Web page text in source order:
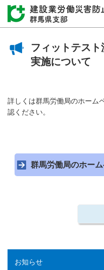
フィットテス
実施について
詳しくは群馬労働局のホーム
認ください。
群馬労働局のホー
お知らせ